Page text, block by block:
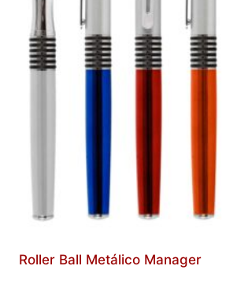
Roller Ball Metálico Manager